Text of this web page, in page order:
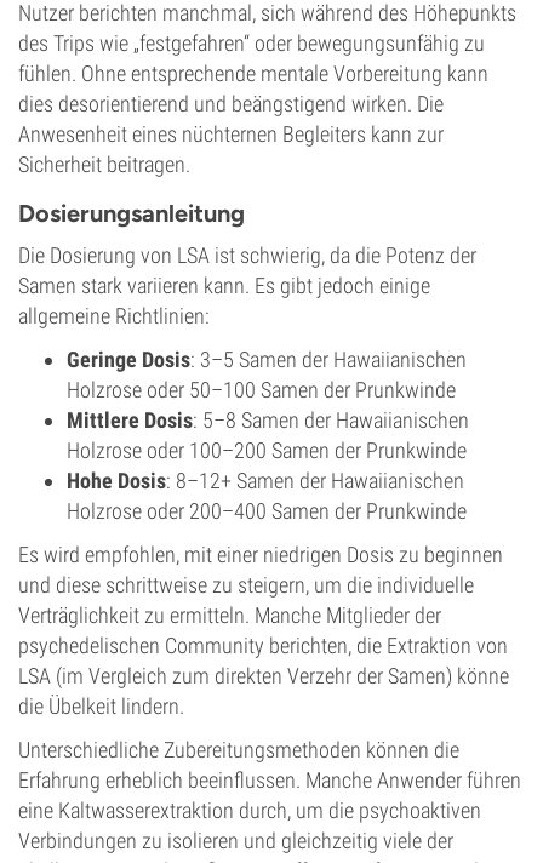
Nutzer berichten manchmal, sich während des Höhepunkts
des Trips wie „festgefahren“ oder bewegungsunfähig zu
fühlen. Ohne entsprechende mentale Vorbereitung kann
dies desorientierend und beängstigend wirken. Die
Anwesenheit eines nüchternen Begleiters kann zur
Sicherheit beitragen.
Dosierungsanleitung
Die Dosierung von LSA ist schwierig, da die Potenz der
Samen stark variieren kann. Es gibt jedoch einige
allgemeine Richtlinien:
Geringe Dosis: 3–5 Samen der Hawaiianischen
Holzrose oder 50–100 Samen der Prunkwinde
Mittlere Dosis: 5–8 Samen der Hawaiianischen
Holzrose oder 100–200 Samen der Prunkwinde
Hohe Dosis: 8–12+ Samen der Hawaiianischen
Holzrose oder 200–400 Samen der Prunkwinde
Es wird empfohlen, mit einer niedrigen Dosis zu beginnen
und diese schrittweise zu steigern, um die individuelle
Verträglichkeit zu ermitteln. Manche Mitglieder der
psychedelischen Community berichten, die Extraktion von
LSA (im Vergleich zum direkten Verzehr der Samen) könne
die Übelkeit lindern.
Unterschiedliche Zubereitungsmethoden können die
Erfahrung erheblich beeinflussen. Manche Anwender führen
eine Kaltwasserextraktion durch, um die psychoaktiven
Verbindungen zu isolieren und gleichzeitig viele der